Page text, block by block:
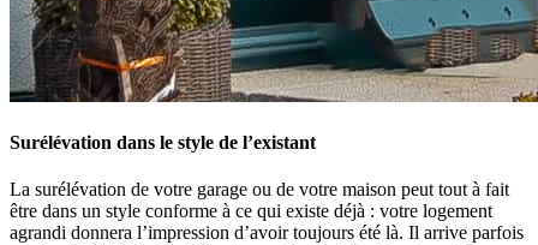
Surélévation dans le style de l’existant
La surélévation de votre garage ou de votre maison peut tout à fait
être dans un style conforme à ce qui existe déjà : votre logement
agrandi donnera l’impression d’avoir toujours été là. Il arrive parfois